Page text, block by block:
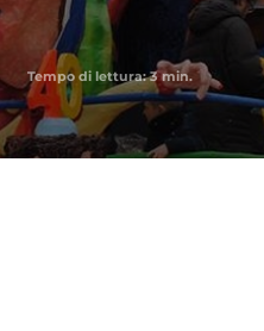
Tempo di lettura:3min.